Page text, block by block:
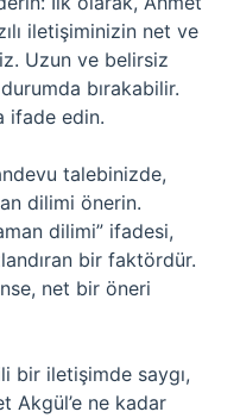
iletişiminizin net ve
Uzun ve belirsiz
bırakabilir.
ifade edin.
talebinizde,
dilimi önerin.
dilimi” ifadesi,
bir faktördür.
net bir öneri
bir iletişimde saygı,
Akgül’e ne kadar